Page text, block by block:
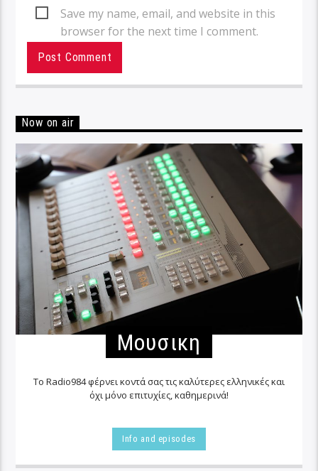
Save my name, email, and website in this
browser for the next time I comment.
Now on air
Μουσικη
Το Radio984 φέρνει κοντά σας τις καλύτερες ελληνικές και
όχι μόνο επιτυχίες, καθημερινά!
Info and episodes